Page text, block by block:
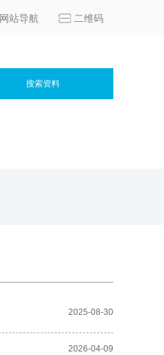
网站导航 二维码
搜索资料
2025-08-30
2026-04-09